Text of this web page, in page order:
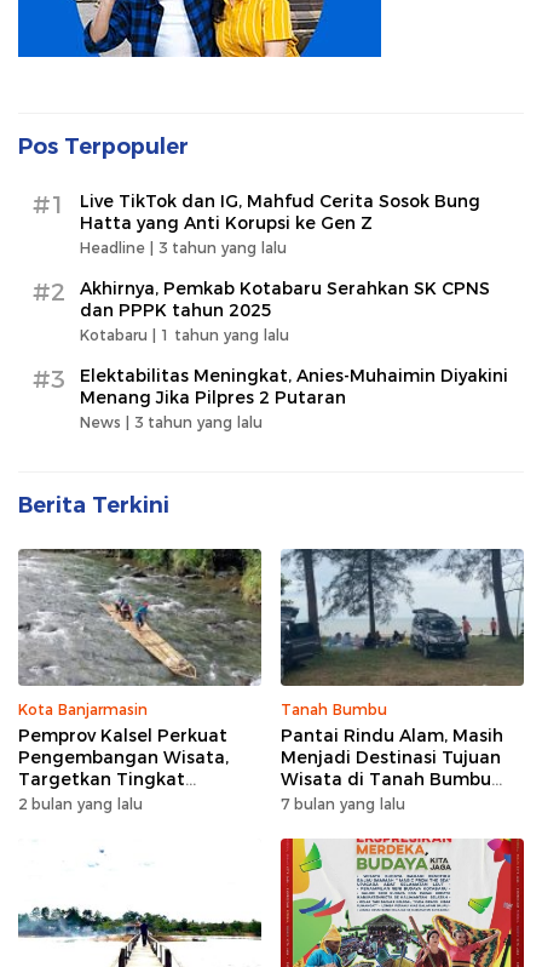
Pos Terpopuler
#1
Live TikTok dan IG, Mahfud Cerita Sosok Bung
Hatta yang Anti Korupsi ke Gen Z
Headline | 3 tahun yang lalu
#2
Akhirnya, Pemkab Kotabaru Serahkan SK CPNS
dan PPPK tahun 2025
Kotabaru | 1 tahun yang lalu
#3
Elektabilitas Meningkat, Anies-Muhaimin Diyakini
Menang Jika Pilpres 2 Putaran
News | 3 tahun yang lalu
Berita Terkini
Kota Banjarmasin
Pemprov Kalsel Perkuat
Pengembangan Wisata,
Targetkan Tingkat
Kunjungan Naik 5 Persen di
2 bulan yang lalu
Tanah Bumbu
Pantai Rindu Alam, Masih
Menjadi Destinasi Tujuan
Wisata di Tanah Bumbu
dengan Rindangnya Pohon
7 bulan yang lalu